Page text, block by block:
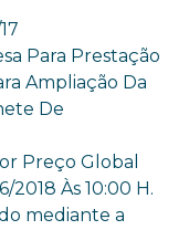
Para Prestação
Ampliação Da
De
Preço Global
Às 10:00 H.
mediante a